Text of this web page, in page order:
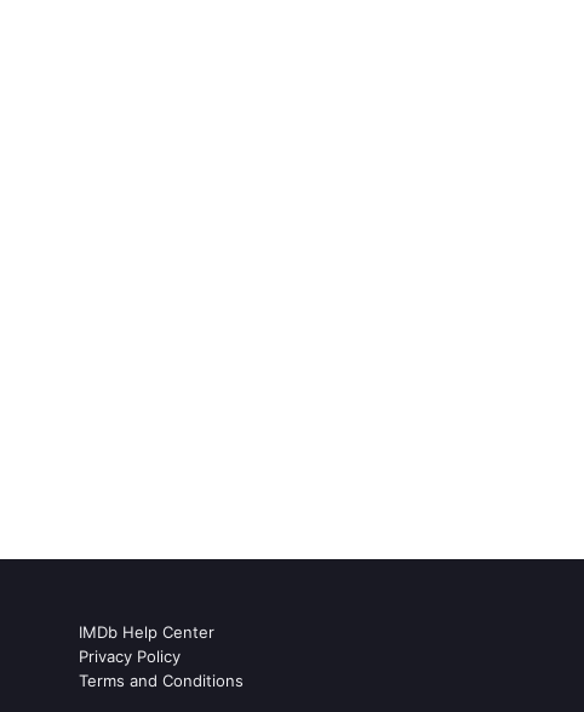
IMDb Help Center
Privacy Policy
Terms and Conditions